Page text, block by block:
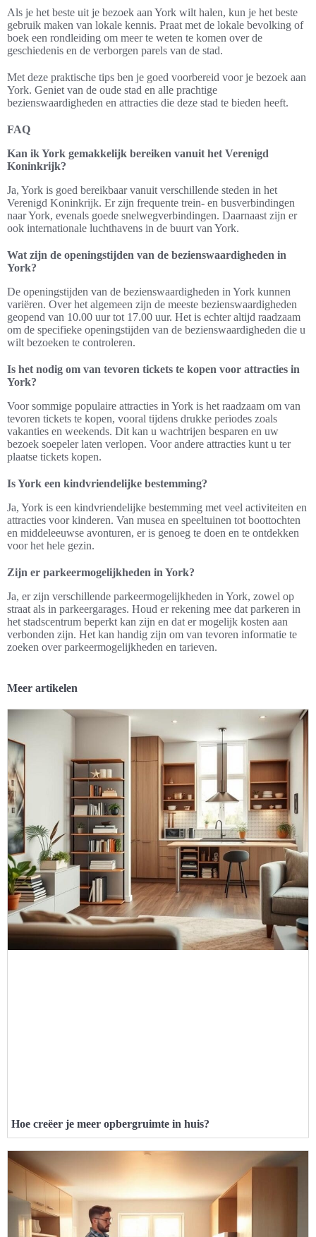
Als je het beste uit je bezoek aan York wilt halen, kun je het beste
gebruik maken van lokale kennis. Praat met de lokale bevolking of
boek een rondleiding om meer te weten te komen over de
geschiedenis en de verborgen parels van de stad.
Met deze praktische tips ben je goed voorbereid voor je bezoek aan
York. Geniet van de oude stad en alle prachtige
bezienswaardigheden en attracties die deze stad te bieden heeft.
FAQ
Kan ik York gemakkelijk bereiken vanuit het Verenigd
Koninkrijk?
Ja, York is goed bereikbaar vanuit verschillende steden in het
Verenigd Koninkrijk. Er zijn frequente trein- en busverbindingen
naar York, evenals goede snelwegverbindingen. Daarnaast zijn er
ook internationale luchthavens in de buurt van York.
Wat zijn de openingstijden van de bezienswaardigheden in
York?
De openingstijden van de bezienswaardigheden in York kunnen
variëren. Over het algemeen zijn de meeste bezienswaardigheden
geopend van 10.00 uur tot 17.00 uur. Het is echter altijd raadzaam
om de specifieke openingstijden van de bezienswaardigheden die u
wilt bezoeken te controleren.
Is het nodig om van tevoren tickets te kopen voor attracties in
York?
Voor sommige populaire attracties in York is het raadzaam om van
tevoren tickets te kopen, vooral tijdens drukke periodes zoals
vakanties en weekends. Dit kan u wachtrijen besparen en uw
bezoek soepeler laten verlopen. Voor andere attracties kunt u ter
plaatse tickets kopen.
Is York een kindvriendelijke bestemming?
Ja, York is een kindvriendelijke bestemming met veel activiteiten en
attracties voor kinderen. Van musea en speeltuinen tot boottochten
en middeleeuwse avonturen, er is genoeg te doen en te ontdekken
voor het hele gezin.
Zijn er parkeermogelijkheden in York?
Ja, er zijn verschillende parkeermogelijkheden in York, zowel op
straat als in parkeergarages. Houd er rekening mee dat parkeren in
het stadscentrum beperkt kan zijn en dat er mogelijk kosten aan
verbonden zijn. Het kan handig zijn om van tevoren informatie te
zoeken over parkeermogelijkheden en tarieven.
Meer artikelen
Hoe creëer je meer opbergruimte in huis?